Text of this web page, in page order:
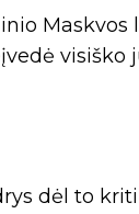
visiško
dėl to